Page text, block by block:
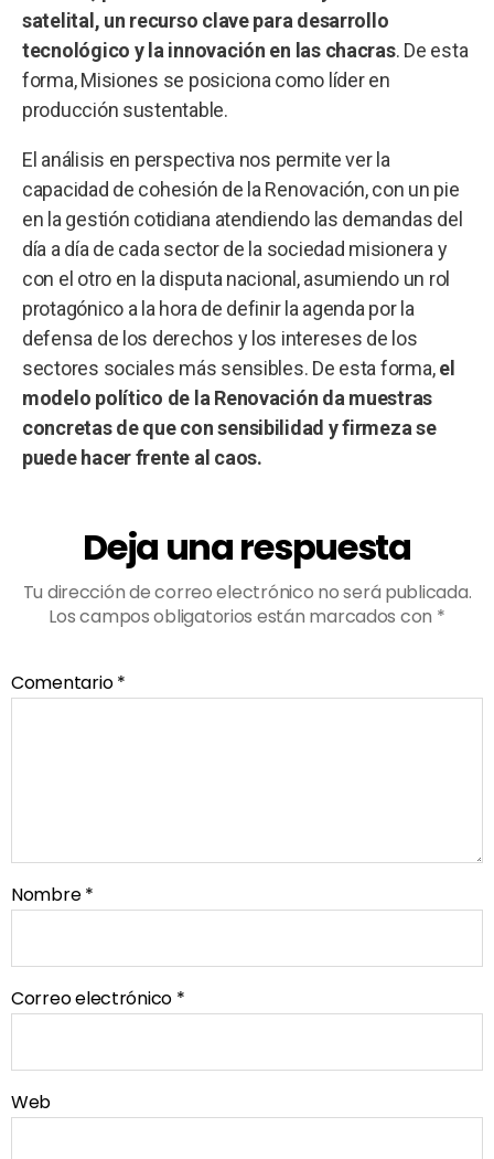
satelital, un recurso clave para desarrollo
tecnológico y la innovación en las chacras. De esta
forma, Misiones se posiciona como líder en
producción sustentable.
El análisis en perspectiva nos permite ver la
capacidad de cohesión de la Renovación, con un pie
en la gestión cotidiana atendiendo las demandas del
día a día de cada sector de la sociedad misionera y
con el otro en la disputa nacional, asumiendo un rol
protagónico a la hora de definir la agenda por la
defensa de los derechos y los intereses de los
sectores sociales más sensibles. De esta forma,el
modelo político de la Renovación da muestras
concretas de que con sensibilidad y firmeza se
puede hacer frente al caos.
Deja una respuesta
Tu dirección de correo electrónico no será publicada.
Los campos obligatorios están marcados con *
Comentario*
Nombre*
Correo electrónico *
Web